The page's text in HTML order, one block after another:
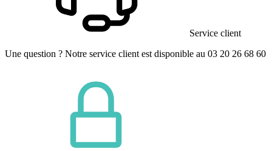
Service client
Une question ? Notre service client est disponible au 03 20 26 68 60